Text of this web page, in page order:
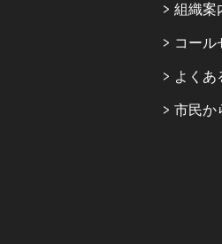
組織案
コール
よくあ
市民か